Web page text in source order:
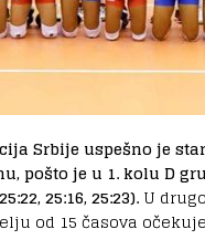
Srbije uspešno je
pošto je u 1. kolu D
25:16, 25:23). U
od 15 časova